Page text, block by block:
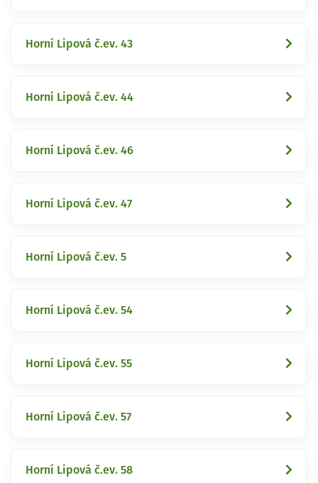
Horní Lipová č.ev. 43
Horní Lipová č.ev. 44
Horní Lipová č.ev. 46
Horní Lipová č.ev. 47
Horní Lipová č.ev. 5
Horní Lipová č.ev. 54
Horní Lipová č.ev. 55
Horní Lipová č.ev. 57
Horní Lipová č.ev. 58